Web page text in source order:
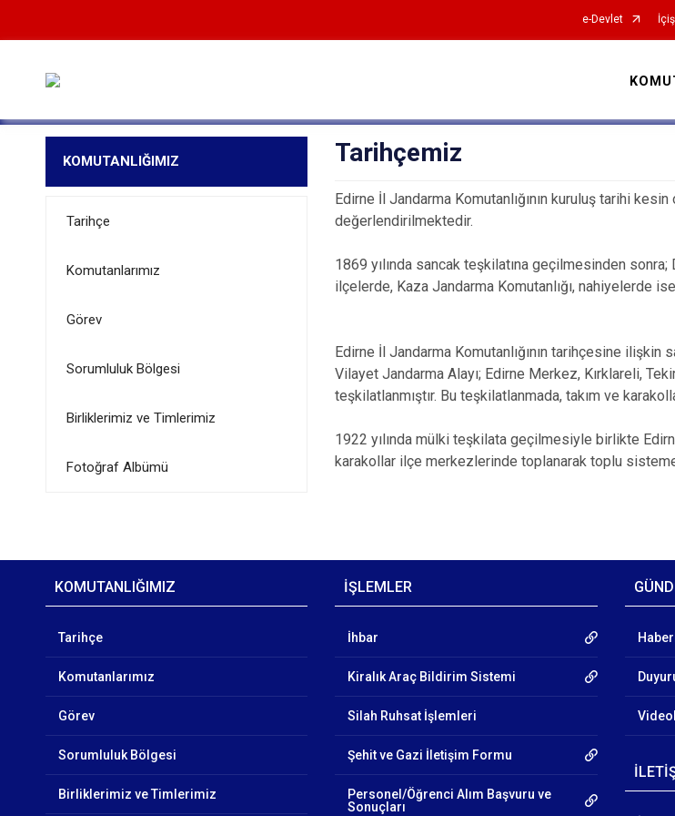
e-Devlet
KOMUTANLIĞIMIZ
Tarihçe
Komutanlarımız
Görev
Sorumluluk Bölgesi
Birliklerimiz ve Timlerimiz
Fotoğraf Albümü
Tarihçemiz
Edirne İl Jandarma Komutanlığının kuruluş tarihi
değerlendirilmektedir.
1869 yılında sancak teşkilatına geçilmesinden
ilçelerde, Kaza Jandarma Komutanlığı, nahiyelerde
Edirne İl Jandarma Komutanlığının tarihçesine ilişkin
Vilayet Jandarma Alayı; Edirne Merkez, Kırklareli,
teşkilatlanmıştır. Bu teşkilatlanmada, takım ve
1922 yılında mülki teşkilata geçilmesiyle birlikte
karakollar ilçe merkezlerinde toplanarak toplu
KOMUTANLIĞIMIZ
Tarihçe
Komutanlarımız
Görev
Sorumluluk Bölgesi
Birliklerimiz ve Timlerimiz
İŞLEMLER
İhbar
Kiralık Araç Bildirim Sistemi
Silah Ruhsat İşlemleri
Şehit ve Gazi İletişim Formu
Personel/Öğrenci Alım Başvuru ve
Sonuçları